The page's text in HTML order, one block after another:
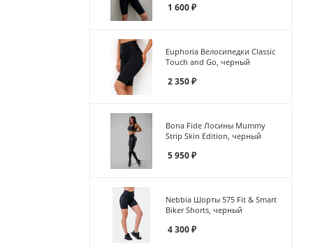
1 600₽
Euphoria Велосипедки Classic
Touch and Go, черный
2 350₽
Bona Fide Лосины Mummy
Strip Skin Edition, черный
5 950₽
Nebbia Шорты 575 Fit & Smart
Biker Shorts, черный
4 300₽